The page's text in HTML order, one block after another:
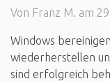
Von Franz M. am
Windows
wiederherstellen
sind erfolgreich